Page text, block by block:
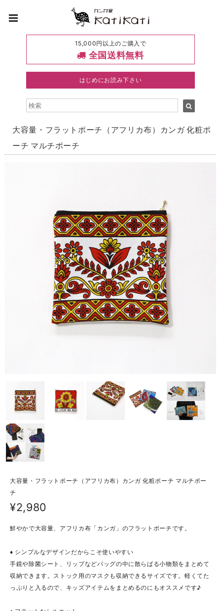
15,000円以上のご購入で
全国送料無料
はじめにお読み下さい
大容量・フラットポーチ（アフリカ布）カンガ 化粧ポ
ーチ マルチポーチ
大容量・フラットポーチ（アフリカ布）カンガ 化粧ポーチ マルチポー
チ
¥2,980
鮮やかで大容量、アフリカ布「カンガ」のフラットポーチです。
♦ シンプルなデザインだからこそ使いやすい
手鏡や除菌シート、リップなどバッグの中に散らばる小物類をまとめて
収納できます。ストック用のマスクも収納できるサイズです。軽くてた
っぷりと入るので、キッズアイテムをまとめるのにもオススメです♪